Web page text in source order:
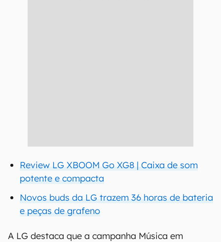
Review LG XBOOM Go XG8 | Caixa de som
potente e compacta
Novos buds da LG trazem 36 horas de bateria
e peças de grafeno
A LG destaca que a campanha Música em